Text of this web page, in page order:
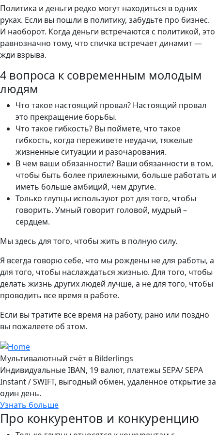
Политика и деньги редко могут находиться в одних
руках. Если вы пошли в политику, забудьте про бизнес.
И наоборот. Когда деньги встречаются с политикой, это
равнозначно тому, что спичка встречает динамит —
жди взрыва.
4 вопроса к современным молодым
людям
Что такое настоящий провал? Настоящий провал
это прекращение борьбы.
Что такое гибкость? Вы поймете, что такое
гибкость, когда переживете неудачи, тяжелые
жизненные ситуации и разочарования.
В чем ваши обязанности? Ваши обязанности в том,
чтобы быть более прилежными, больше работать и
иметь больше амбиций, чем другие.
Только глупцы используют рот для того, чтобы
говорить. Умный говорит головой, мудрый –
сердцем.
Мы здесь для того, чтобы жить в полную силу.
Я всегда говорю себе, что мы рождены не для работы, а
для того, чтобы наслаждаться жизнью. Для того, чтобы
делать жизнь других людей лучше, а не для того, чтобы
проводить все время в работе.
Если вы тратите все время на работу, рано или поздно
вы пожалеете об этом.
Мультивалютный счёт в Bilderlings
Индивидуальные IBAN, 19 валют, платежы SEPA/ SEPA
Instant / SWIFT, выгодный обмен, удалённое открытие за
один день.
Узнать больше
Про конкурентов и конкуренцию